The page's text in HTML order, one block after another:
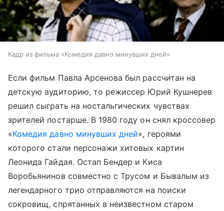
Кадр из фильма «Комедия давно минувших дней»
Если фильм Павла Арсенова был рассчитан на
детскую аудиторию, то режиссер Юрий Кушнерев
решил сыграть на ностальгических чувствах
зрителей постарше. В 1980 году он снял кроссовер
«Комедия давно минувших дней», героями
которого стали персонажи хитовых картин
Леонида Гайдая. Остап Бендер и Киса
Воробьянинов совместно с Трусом и Бывалым из
легендарного трио отправляются на поиски
сокровищ, спрятанных в неизвестном старом